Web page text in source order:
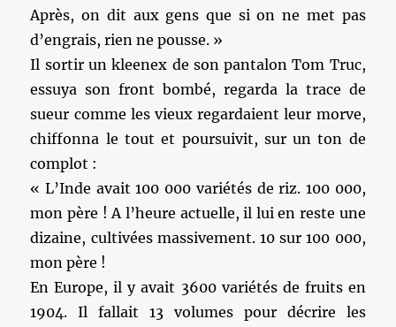
Après, on dit aux gens que si on ne met pas
d’engrais, rien ne pousse. »
Il sortir un kleenex de son pantalon Tom Truc,
essuya son front bombé, regarda la trace de
sueur comme les vieux regardaient leur morve,
chiffonna le tout et poursuivit, sur un ton de
complot :
« L’Inde avait 100 000 variétés de riz. 100 000,
mon père ! A l’heure actuelle, il lui en reste une
dizaine, cultivées massivement. 10 sur 100 000,
mon père !
En Europe, il y avait 3600 variétés de fruits en
1904. Il fallait 13 volumes pour décrire les